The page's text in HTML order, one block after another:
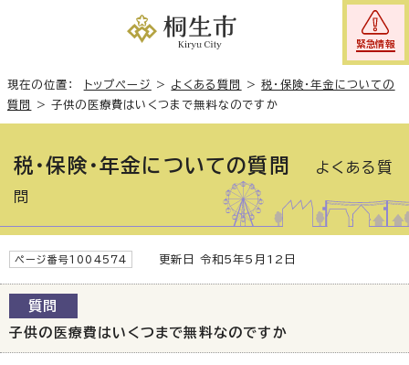
緊急情報
現在の位置： トップページ > よくある質問 >税・保険・年金についての
質問
>子供の医療費はいくつまで無料なのですか
税・保険・年金についての質問
よくある質
問
ページ番号1004574 更新日 令和5年5月12日
質問
子供の医療費はいくつまで無料なのですか